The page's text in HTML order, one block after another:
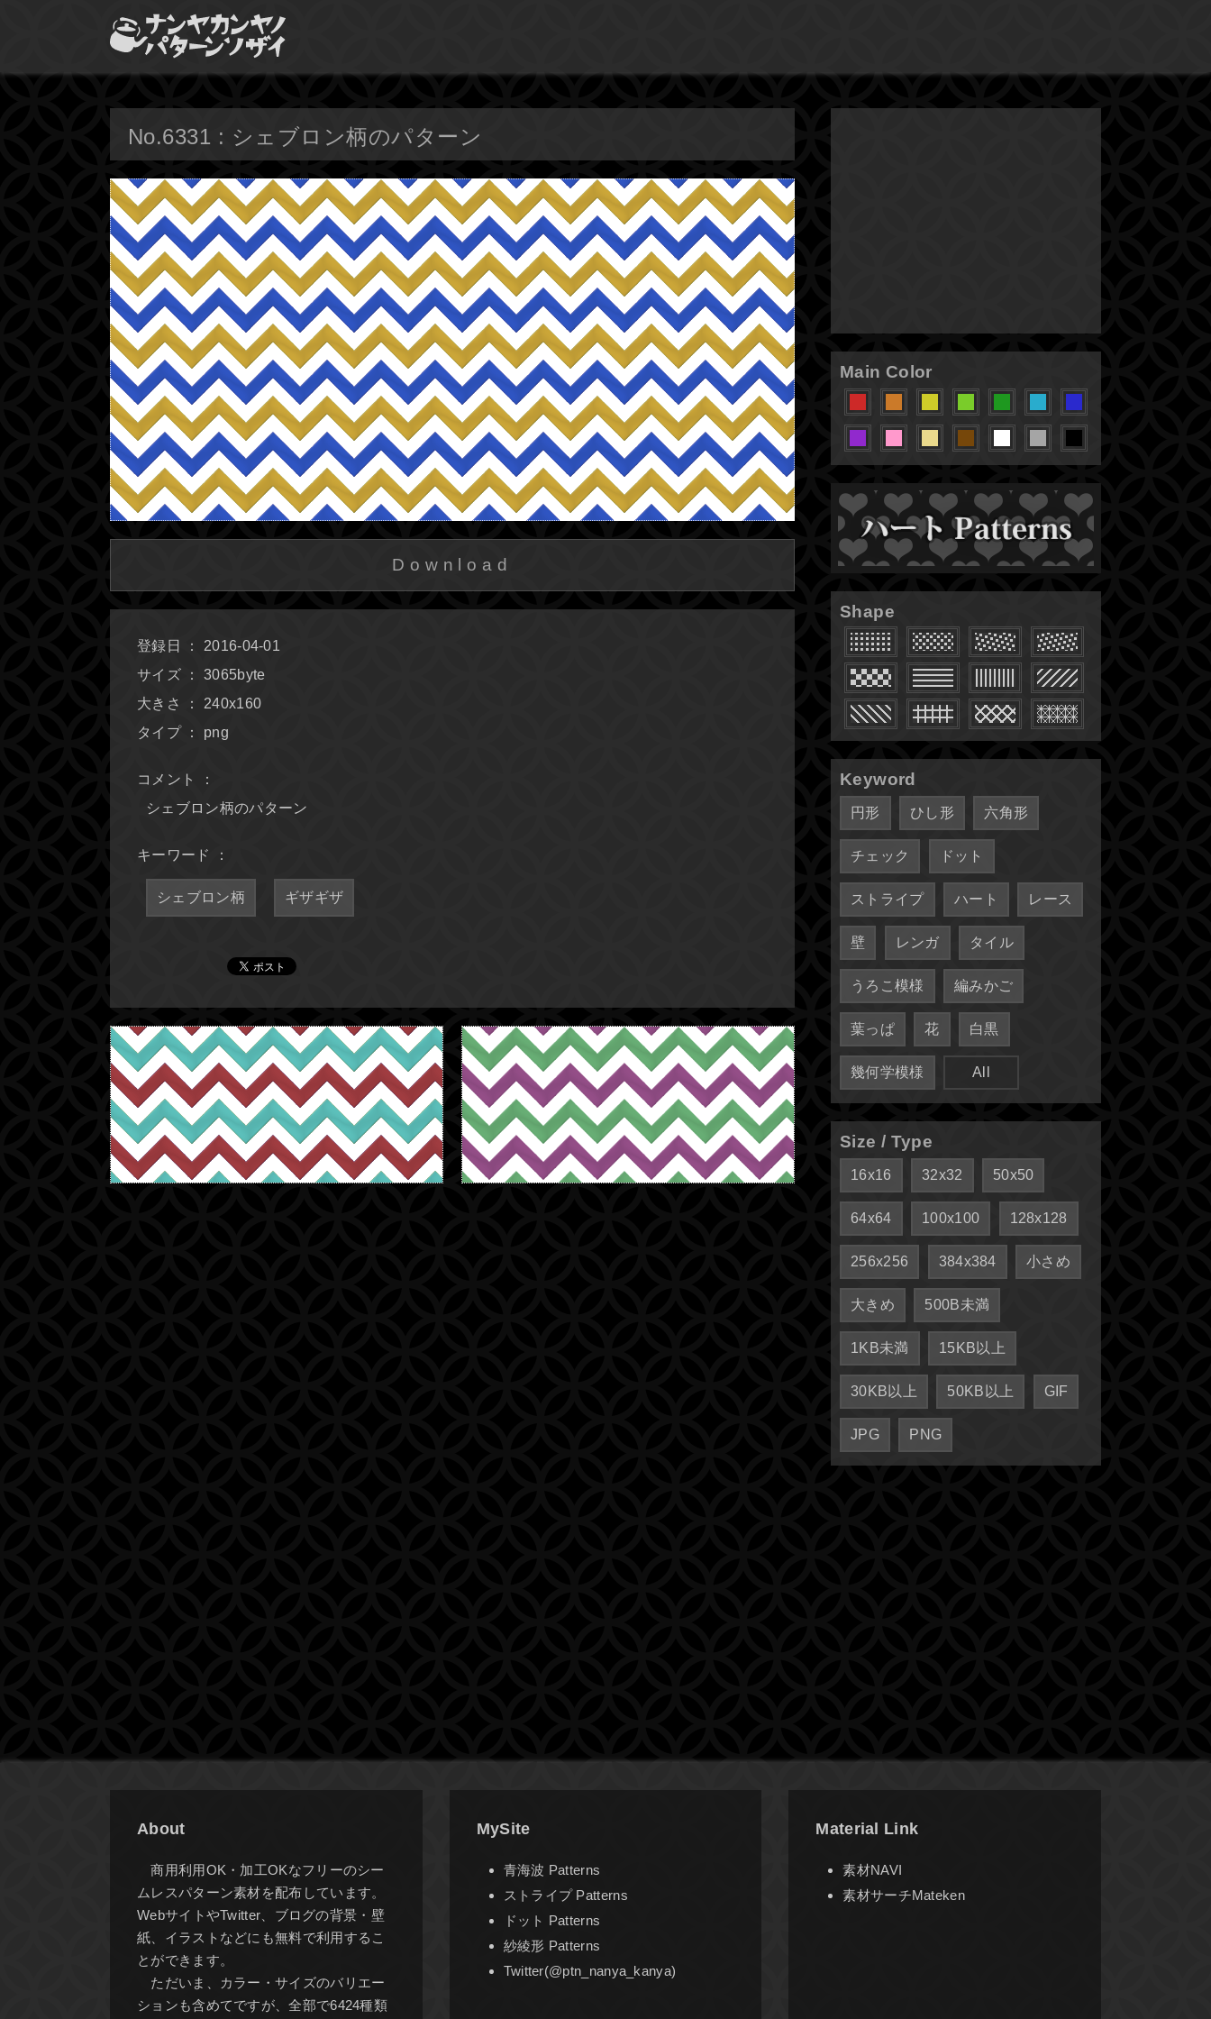
No.6331 : シェブロン柄のパターン
Download
登録日 ： 2016-04-01
サイズ ： 3065byte
大きさ ： 240x160
タイプ ： png
コメント ：
シェブロン柄のパターン
キーワード ：
シェブロン柄 ギザギザ
Main Color
Shape
Keyword
円形 ひし形 六角形
チェック ドット
ストライプ ハート レース
壁 レンガ タイル
うろこ模様 編みかご
葉っぱ 花 白黒
幾何学模様 All
Size / Type
16x16 32x32 50x50
64x64 100x100 128x128
256x256 384x384 小さめ
大きめ 500B未満
1KB未満 15KB以上
30KB以上 50KB以上 GIF
JPG PNG
About
商用利用OK・加工OKなフリーのシー
ムレスパターン素材を配布しています。
WebサイトやTwitter、ブログの背景・壁
紙、イラストなどにも無料で利用するこ
とができます。
ただいま、カラー・サイズのバリエー
ションも含めてですが、全部で6424種類
MySite
青海波 Patterns
ストライプ Patterns
ドット Patterns
紗綾形 Patterns
Twitter(@ptn_nanya_kanya)
Material Link
素材NAVI
素材サーチMateken